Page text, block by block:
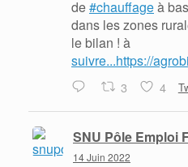
de#chauffageà
dans les zones
le bilan ! à
suivre...https://
3 4
SNU Pôle Emploi
14 Juin 2022